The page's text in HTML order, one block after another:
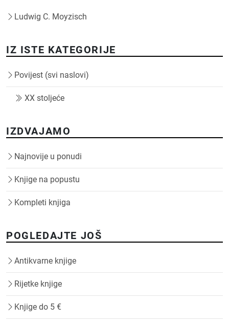
Ludwig C. Moyzisch
IZ ISTE KATEGORIJE
Povijest (svi naslovi)
XX stoljeće
IZDVAJAMO
Najnovije u ponudi
Knjige na popustu
Kompleti knjiga
POGLEDAJTE JOŠ
Antikvarne knjige
Rijetke knjige
Knjige do 5 €